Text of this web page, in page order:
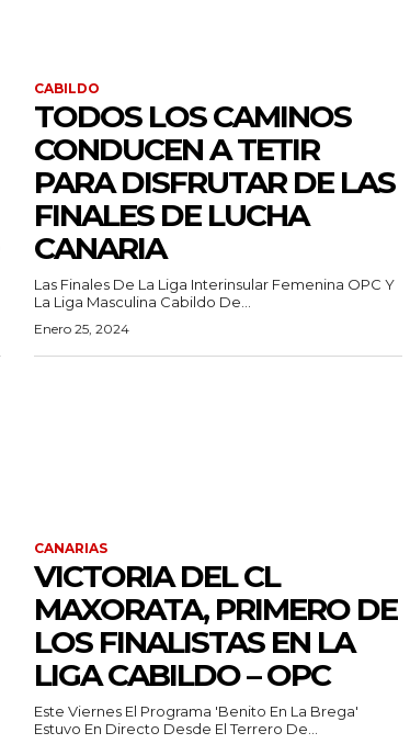
CABILDO
TODOS LOS CAMINOS
CONDUCEN A TETIR
PARA DISFRUTAR DE LAS
FINALES DE LUCHA
CANARIA
Las Finales De La Liga Interinsular Femenina OPC Y
La Liga Masculina Cabildo De...
Enero 25, 2024
CANARIAS
VICTORIA DEL CL
MAXORATA, PRIMERO DE
LOS FINALISTAS EN LA
LIGA CABILDO – OPC
Este Viernes El Programa 'Benito En La Brega'
Estuvo En Directo Desde El Terrero De...